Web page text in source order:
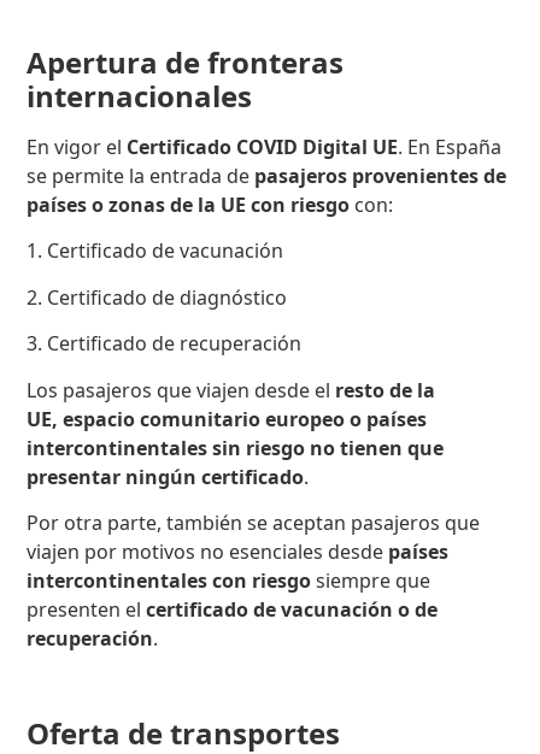
Apertura de fronteras
internacionales
En vigor el Certificado COVID Digital UE. En España
se permite la entrada de pasajeros provenientes de
países o zonas de la UE con riesgo con:
1. Certificado de vacunación
2. Certificado de diagnóstico
3. Certificado de recuperación
Los pasajeros que viajen desde el resto de la
UE, espacio comunitario europeo o países
intercontinentales sin riesgo no tienen que
presentar ningún certificado.
Por otra parte, también se aceptan pasajeros que
viajen por motivos no esenciales desde países
intercontinentales con riesgosiempre que
presenten elcertificado de vacunación o de
recuperación.
Oferta de transportes